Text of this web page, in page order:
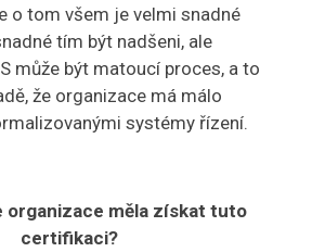
o tom všem je velmi snadné
tím být nadšeni, ale
může být matoucí proces, a to
že organizace má málo
systémy řízení.
organizace měla získat tuto
certifikaci?